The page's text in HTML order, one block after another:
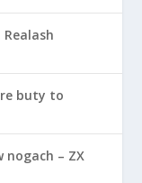
buty to
nogach – ZX